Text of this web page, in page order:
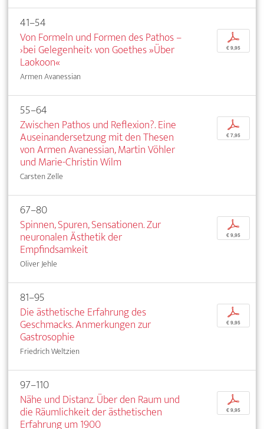
41–54
Von Formeln und Formen des Pathos –
›bei Gelegenheit‹ von Goethes »Über
Laokoon«
Armen Avanessian
p
€ 9,95
55–64
Zwischen Pathos und Reflexion?. Eine
Auseinandersetzung mit den Thesen
von Armen Avanessian, Martin Vöhler
und Marie-Christin Wilm
Carsten Zelle
p
€ 7,95
67–80
Spinnen, Spuren, Sensationen. Zur
neuronalen Ästhetik der
Empfindsamkeit
Oliver Jehle
p
€ 9,95
81–95
Die ästhetische Erfahrung des
Geschmacks. Anmerkungen zur
Gastrosophie
Friedrich Weltzien
p
€ 9,95
97–110
Nähe und Distanz. Über den Raum und
die Räumlichkeit der ästhetischen
Erfahrung um 1900
p
€ 9,95